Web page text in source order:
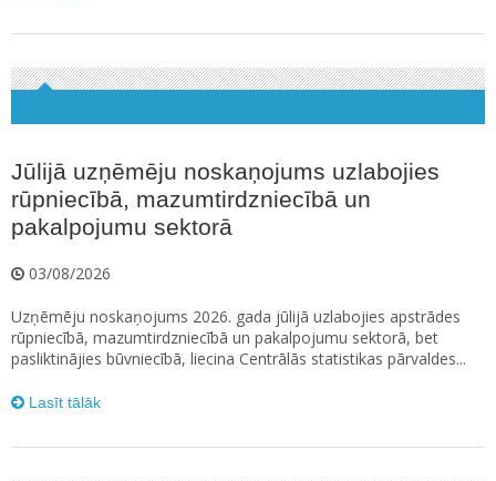
Jūlijā uzņēmēju noskaņojums uzlabojies
rūpniecībā, mazumtirdzniecībā un
pakalpojumu sektorā
03/08/2026
Uzņēmēju noskaņojums 2026. gada jūlijā uzlabojies apstrādes
rūpniecībā, mazumtirdzniecībā un pakalpojumu sektorā, bet
pasliktinājies būvniecībā, liecina Centrālās statistikas pārvaldes...
Lasīt tālāk